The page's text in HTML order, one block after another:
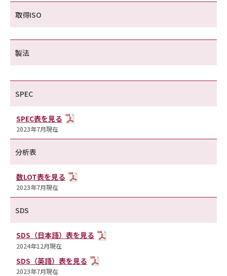
取得ISO
製法
SPEC
SPEC表を見る
2023年7月現在
分析表
数LOT表を見る
2023年7月現在
SDS
SDS（日本語）表を見る
2024年12月現在
SDS（英語）表を見る
2023年7月現在